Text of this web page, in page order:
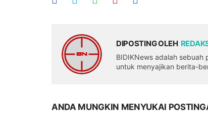
DIPOSTING OLEH
BIDIKNews adalah sebuah
untuk menyajikan berita-
ANDA MUNGKIN MENYUKAI